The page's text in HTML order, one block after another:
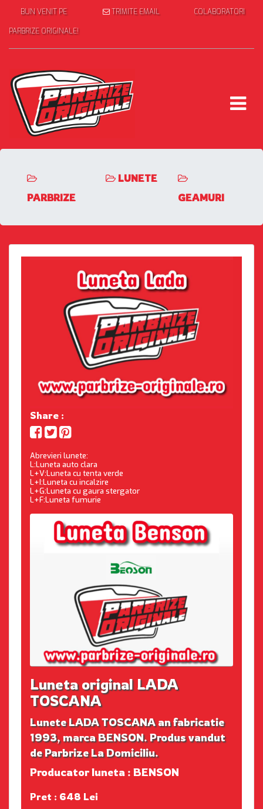
BUN VENIT PE
PARBRIZE ORIGINALE!
TRIMITE EMAIL COLABORATORI
PARBRIZE
LUNETE
GEAMURI
Share :
Abrevieri lunete:
L:Luneta auto clara
L+V:Luneta cu tenta verde
L+I:Luneta cu incalzire
L+G:Luneta cu gaura stergator
L+F:Luneta fumurie
Luneta original LADA
TOSCANA
Lunete LADA TOSCANA an fabricatie
1993, marca BENSON. Produs vandut
de Parbrize La Domiciliu.
Producator luneta : BENSON
Pret : 648 Lei